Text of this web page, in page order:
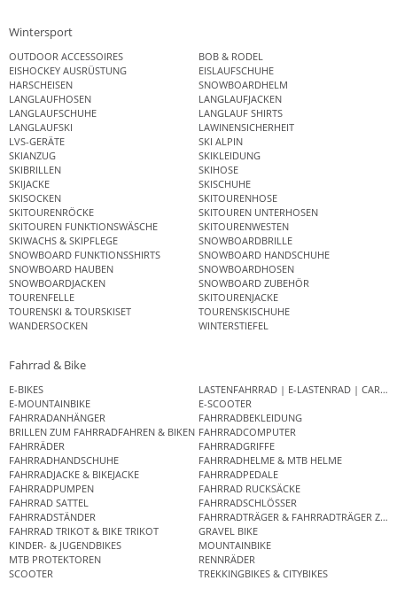
Wintersport
OUTDOOR ACCESSOIRES
BOB & RODEL
EISHOCKEY AUSRÜSTUNG
EISLAUFSCHUHE
HARSCHEISEN
SNOWBOARDHELM
LANGLAUFHOSEN
LANGLAUFJACKEN
LANGLAUFSCHUHE
LANGLAUF SHIRTS
LANGLAUFSKI
LAWINENSICHERHEIT
LVS-GERÄTE
SKI ALPIN
SKIANZUG
SKIKLEIDUNG
SKIBRILLEN
SKIHOSE
SKIJACKE
SKISCHUHE
SKISOCKEN
SKITOURENHOSE
SKITOURENRÖCKE
SKITOUREN UNTERHOSEN
SKITOUREN FUNKTIONSWÄSCHE
SKITOURENWESTEN
SKIWACHS & SKIPFLEGE
SNOWBOARDBRILLE
SNOWBOARD FUNKTIONSSHIRTS
SNOWBOARD HANDSCHUHE
SNOWBOARD HAUBEN
SNOWBOARDHOSEN
SNOWBOARDJACKEN
SNOWBOARD ZUBEHÖR
TOURENFELLE
SKITOURENJACKE
TOURENSKI & TOURSKISET
TOURENSKISCHUHE
WANDERSOCKEN
WINTERSTIEFEL
Fahrrad & Bike
E-BIKES
LASTENFAHRRAD | E-LASTENRAD |
E-MOUNTAINBIKE
E-SCOOTER
FAHRRADANHÄNGER
FAHRRADBEKLEIDUNG
BRILLEN ZUM FAHRRADFAHREN & BIKEN FAHRRADCOMPUTER
FAHRRÄDER
FAHRRADGRIFFE
FAHRRADHANDSCHUHE
FAHRRADHELME & MTB HELME
FAHRRADJACKE & BIKEJACKE
FAHRRADPEDALE
FAHRRADPUMPEN
FAHRRAD RUCKSÄCKE
FAHRRAD SATTEL
FAHRRADSCHLÖSSER
FAHRRADSTÄNDER
FAHRRADTRÄGER & FAHRRADTRÄGER
FAHRRAD TRIKOT & BIKE TRIKOT
GRAVEL BIKE
KINDER- & JUGENDBIKES
MOUNTAINBIKE
MTB PROTEKTOREN
RENNRÄDER
SCOOTER
TREKKINGBIKES & CITYBIKES